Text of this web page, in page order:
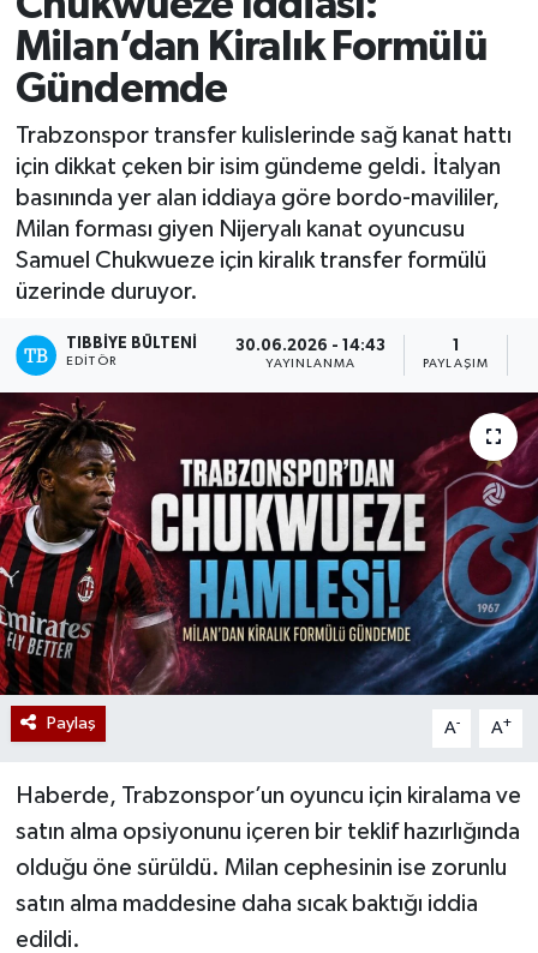
Milan’dan Kiralık Formülü
Gündemde
Trabzonspor transfer kulislerinde sağ kanat hattı
için dikkat çeken bir isim gündeme geldi. İtalyan
basınında yer alan iddiaya göre bordo-mavililer,
Milan forması giyen Nijeryalı kanat oyuncusu
Samuel Chukwueze için kiralık transfer formülü
üzerinde duruyor.
TIBBIYE BÜLTENI
EDITÖR
30.06.2026 - 14:43
YAYINLANMA PAYLAŞIM
Paylaş A- A+
Haberde, Trabzonspor’un oyuncu için kiralama ve
satın alma opsiyonunu içeren bir teklif hazırlığında
olduğu öne sürüldü. Milan cephesinin ise zorunlu
satın alma maddesine daha sıcak baktığı iddia
edildi.